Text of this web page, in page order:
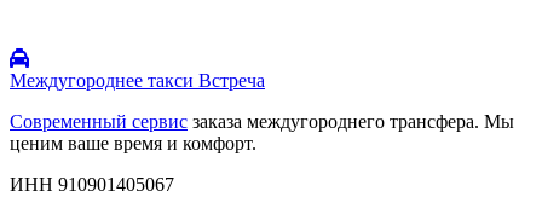
Междугороднее такси Встреча
Современный сервис заказа междугороднего трансфера. Мы
ценим ваше время и комфорт.
ИНН 910901405067